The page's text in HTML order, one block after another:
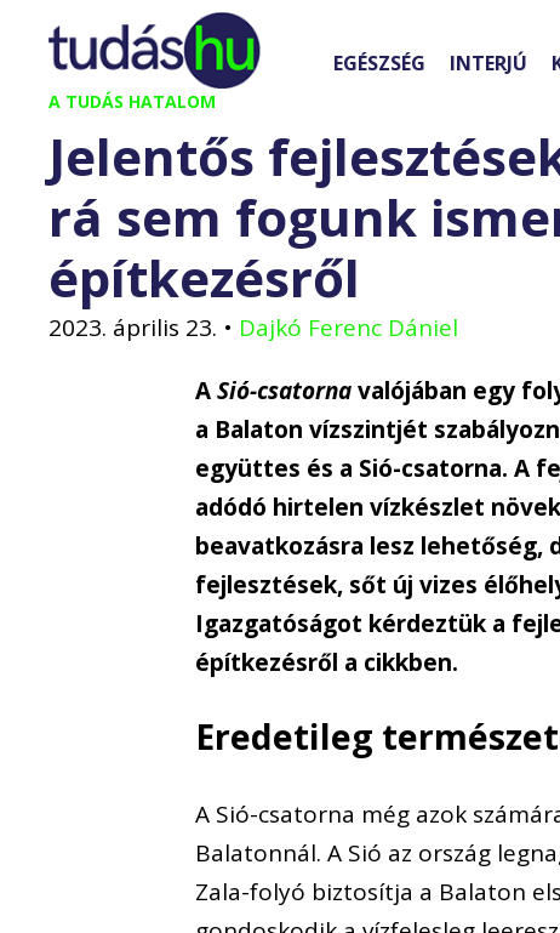
Kilépés
tartalomba
A TUDÁS HATALOM
EGÉSZSÉG INTERJÚ
Jelentős
rá sem fogunk
építkezésről
2023. április 23. • Dajkó Ferenc Dániel
ASió-csatornavalójában egy
a Balaton vízszintjét
együttes és a Sió-csatorna. A
adódó hirtelen vízkészlet
beavatkozásra lesz lehetőség,
fejlesztések, sőt új vizes
Igazgatóságot kérdeztük a
építkezésről a cikkben.
Eredetileg
A Sió-csatorna még azok
Balatonnál. A Sió az ország
Zala-folyó biztosítja a Balaton